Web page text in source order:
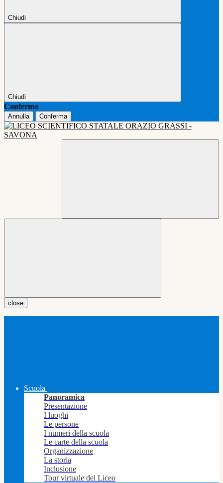
Chiudi
Chiudi
Conferma
Annulla Conferma
close
Scuola
Panoramica
Presentazione
I luoghi
Le persone
I numeri della scuola
Le carte della scuola
Organizzazione
La storia
Inclusione
Tour virtuale del Liceo